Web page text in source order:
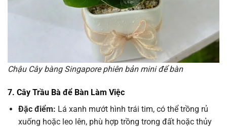
Chậu Cây bàng Singapore phiên bản mini để bàn
7. Cây Trầu Bà để Bàn Làm Việc
Đặc điểm: Lá xanh mướt hình trái tim, có thể trồng rủ
xuống hoặc leo lên, phù hợp trồng trong đất hoặc thủy